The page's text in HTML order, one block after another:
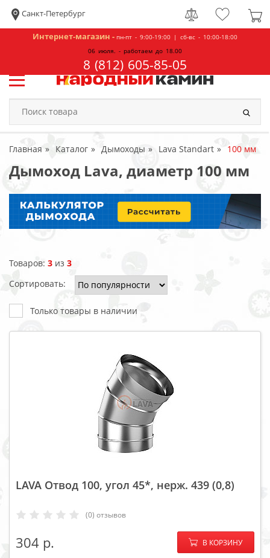
Санкт-Петербург
Интернет-магазин - пн-пт - 9:00-19:00 | сб-вс - 10:00-18:00
06 июля. - работаем до 18.00
8 (812) 605-85-05
Главная Каталог Дымоходы Lava Standart 100 мм
Дымоход Lava, диаметр 100 мм
Товаров: 3 из 3
Сортировать:
Только товары в наличии
LAVA Отвод 100, угол 45*, нерж. 439 (0,8)
(0) отзывов
304 − +
В КОРЗИНУ